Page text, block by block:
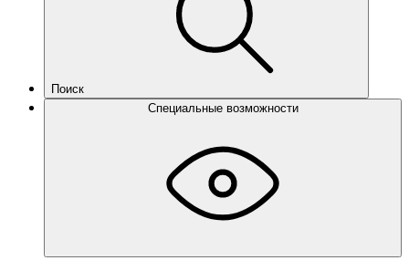
Поиск
Специальные возможности